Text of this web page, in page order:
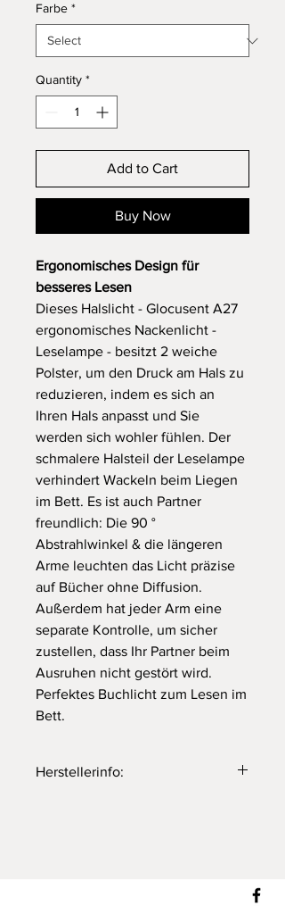
Farbe *
Quantity *
Add to Cart
Buy Now
Ergonomisches Design für
besseres Lesen
Dieses Halslicht - Glocusent A27
ergonomisches Nackenlicht -
Leselampe - besitzt 2 weiche
Polster, um den Druck am Hals zu
reduzieren, indem es sich an
Ihren Hals anpasst und Sie
werden sich wohler fühlen. Der
schmalere Halsteil der Leselampe
verhindert Wackeln beim Liegen
im Bett. Es ist auch Partner
freundlich: Die 90 °
Abstrahlwinkel & die längeren
Arme leuchten das Licht präzise
auf Bücher ohne Diffusion.
Außerdem hat jeder Arm eine
separate Kontrolle, um sicher
zustellen, dass Ihr Partner beim
Ausruhen nicht gestört wird.
Perfektes Buchlicht zum Lesen im
Bett.
Herstellerinfo: